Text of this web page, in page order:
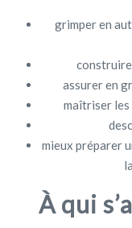
grimper en
assurer en
maîtriser les
mieux préparer
À qui